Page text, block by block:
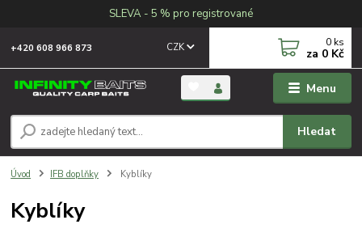
SLEVA - 5 % pro registrované
Menu
CZK
Hledat
+420 608 966 873 0 ks
za 0 Kč
Úvod IFB doplňky Kyblíky
Kyblíky